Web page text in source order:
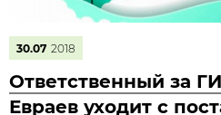
30.07 2018
Ответственный за
Евраев уходит с